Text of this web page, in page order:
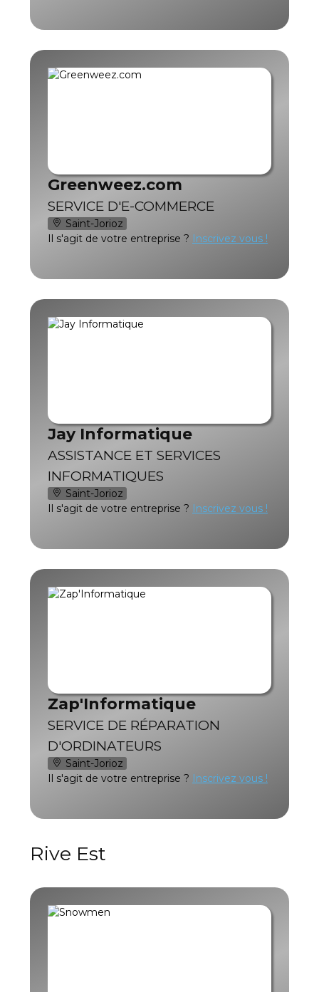
Greenweez.com
SERVICE D'E-COMMERCE
Saint-Jorioz
Il s'agit de votre entreprise ? Inscrivez vous !
Jay Informatique
ASSISTANCE ET SERVICES
INFORMATIQUES
Saint-Jorioz
Il s'agit de votre entreprise ? Inscrivez vous !
Zap'Informatique
SERVICE DE RÉPARATION
D'ORDINATEURS
Saint-Jorioz
Il s'agit de votre entreprise ? Inscrivez vous !
Rive Est